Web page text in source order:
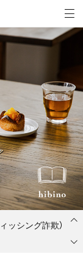
ミドリ - MIDORI
MENU
個人情報漏え
ッシング詐欺）